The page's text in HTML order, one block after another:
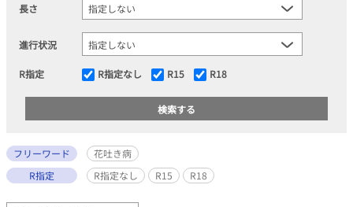
長さ
進行状況
R指定 R指定なし R15 R18
フリーワード
花吐き病
R指定
R指定なし R15 R18